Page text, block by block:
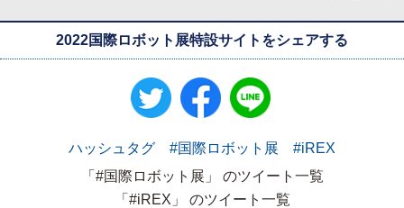
2022国際ロボット展特設サイトをシェアする
ハッシュタグ #国際ロボット展 #iREX
「#国際ロボット展」 のツイート一覧
「#iREX」 のツイート一覧